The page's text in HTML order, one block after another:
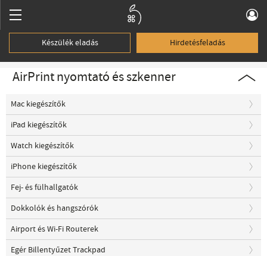
Készülék eladás Hirdetésfeladás
AirPrint nyomtató és szkenner
Mac kiegészítők
iPad kiegészítők
Watch kiegészítők
iPhone kiegészítők
Fej- és fülhallgatók
Dokkolók és hangszórók
Airport és Wi-Fi Routerek
Egér Billentyűzet Trackpad